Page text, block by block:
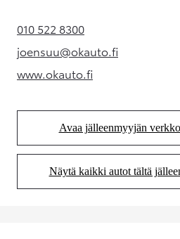
010 522 8300(Aukeaa uudessa
joensuu@okauto.fi
(Aukeaa uudessa
www.okauto.fi(Aukeaa uudessa
Avaa jälleenmyyjän
(Aukeaa
Näytä kaikki autot tältä
(Aukeaa